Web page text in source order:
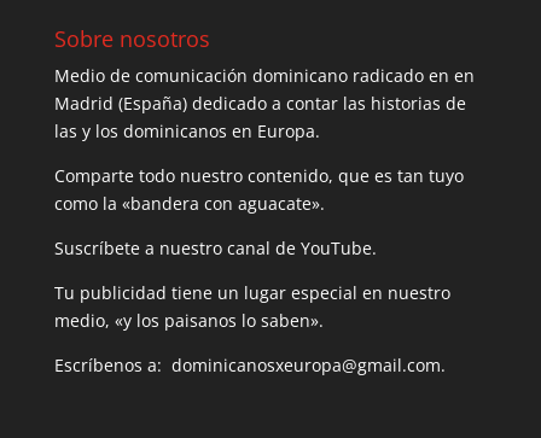
Sobre nosotros
Medio de comunicación dominicano radicado en en
Madrid (España) dedicado a contar las historias de
las y los dominicanos en Europa.
Comparte todo nuestro contenido, que es tan tuyo
como la «bandera con aguacate».
Suscríbete a nuestro canal de YouTube.
Tu publicidad tiene un lugar especial en nuestro
medio, «y los paisanos lo saben».
Escríbenos a: dominicanosxeuropa@gmail.com.